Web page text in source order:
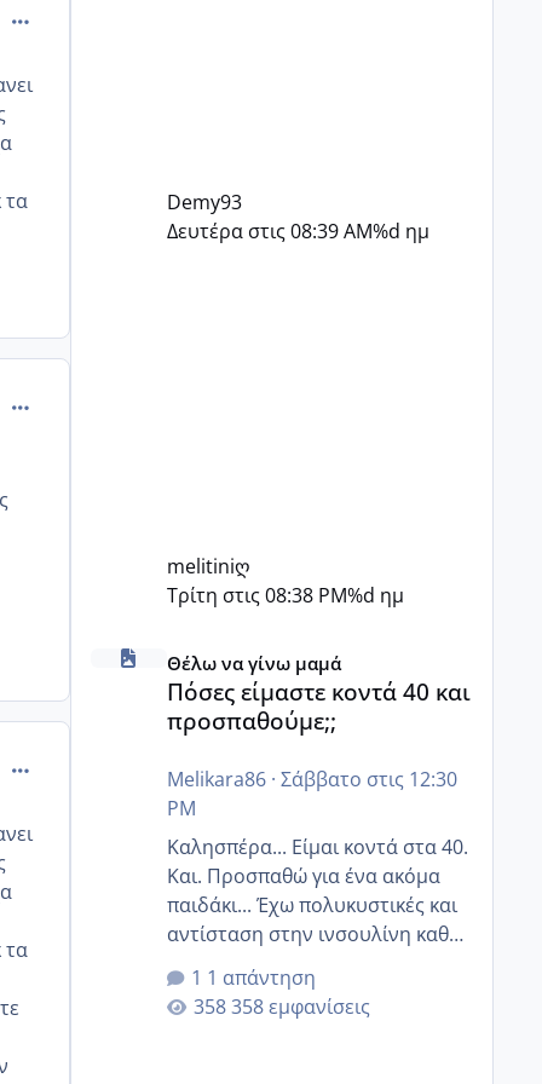
comment_957725
τα
comment_957727
comment_957857
τα
Demy93
Δευτέρα στις 08:39 AM%d ημ
melitiniღ
Τρίτη στις 08:38 PM%d ημ
Πόσες είμαστε κοντά 40 και προσπαθούμε;;
Θέλω να γίνω μαμά
Πόσες είμαστε κοντά 40 και
προσπαθούμε;;
Melikara86· Σάββατο στις 12:30
PM
Καλησπέρα... Είμαι κοντά στα 40.
Και. Προσπαθώ για ένα ακόμα
παιδάκι... Έχω πολυκυστικές και
αντίσταση στην ινσουλίνη καθώς
και χάσιμοτο! Έχω λίγα κιλά
παραπάνω και όσο κ αν
προσπαθώ δεν χάνω εύκολα!
1 απάντηση
358 εμφανίσεις